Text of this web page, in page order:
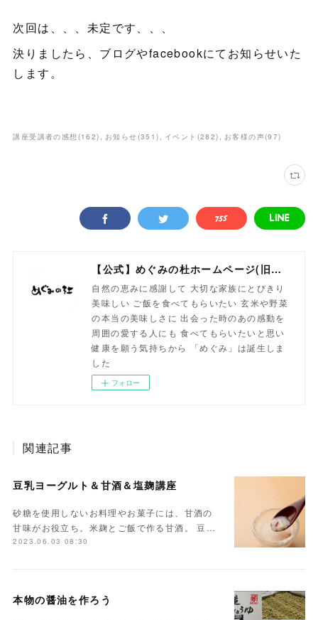
次回は、、、未定です、、、
決りましたら、ブログやfacebookにてお知らせいた
します。
講座受講者の感想 (162) お知らせ(351) イベント (282) お客様の声(97)
【公式】めぐみの杜ホームページ(旧自然食工房）
自然の恵みに感謝して 大切な家族にとびきり
美味しい ご飯を食べてもらいたい 玄米や野菜
の本当の美味しさに 出会った時のあの感動を
周囲の愛する人にも 食べてもらいたいと思い
健康を願う気持ちから 「めぐみ」は誕生しま
した
フォロー
関連記事
豆乳ヨーグルト＆甘酒＆塩麹講座
砂糖を使用しないお料理やお菓子には、甘酒の
甘味がお役立ち。米麹とご飯で作る甘酒。 豆…
2023.06.03 08:30
本物の醤油を作ろう